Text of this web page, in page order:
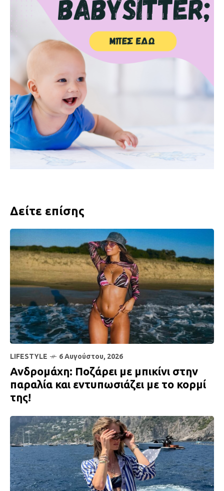
Δείτε επίσης
LIFESTYLE 6 Αυγούστου, 2026
Ανδρομάχη: Ποζάρει με μπικίνι στην
παραλία και εντυπωσιάζει με το κορμί
της!